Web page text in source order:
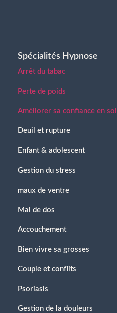
Spécialités Hypnose
Arrêt du tabac
Perte de poids
Améliorer sa confiance en soi
Deuil et rupture
Enfant & adolescent
Gestion du stress
maux de ventre
Mal de dos
Accouchement
Bien vivre sa grosses
Couple et conflits
Psoriasis
Gestion de la douleurs